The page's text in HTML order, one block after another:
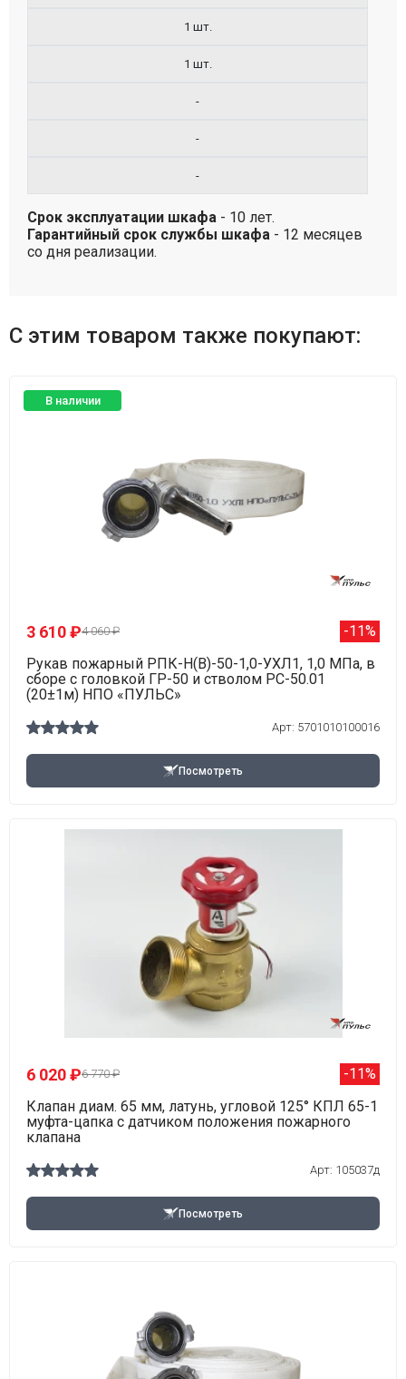
1 шт.
1 шт.
-
-
-
Срок эксплуатации шкафа - 10 лет.
Гарантийный срок службы шкафа - 12 месяцев
со дня реализации.
С этим товаром также покупают:
В наличии
3 610 ₽4 060 ₽
-11%
Рукав пожарный РПК-Н(В)-50-1,0-УХЛ1, 1,0 МПа, в
сборе с головкой ГР-50 и стволом РС-50.01
(20±1м) НПО «ПУЛЬС»
Арт: 5701010100016
Посмотреть
6 020 ₽6 770 ₽
-11%
Клапан диам. 65 мм, латунь, угловой 125° КПЛ 65-1
муфта-цапка с датчиком положения пожарного
клапана
Арт: 105037д
Посмотреть